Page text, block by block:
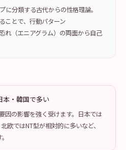
に分類する古代からの性格理論。
ことで、行動パターン
れ（エニアグラム）の両面から自己
本・韓国で多い
の影響を強く受けます。日本では
欧ではNT型が相対的に多いなど、